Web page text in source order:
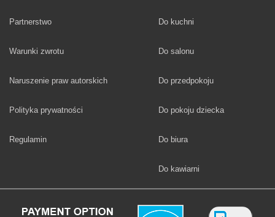
Partnerstwo
Warunki zwrotu
Naruszenie praw autorskich
Polityka prywatności
Regulamin
Fototapety
Do kuchni
Fototapety
Do salonu
Fototapety
Do przedpokoju
Fototapety
Do pokoju dziecka
Fototapety
Do biura
Fototapety
Do kawiarni